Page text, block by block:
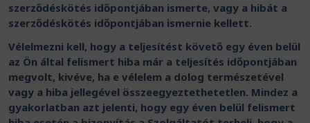
szerződéskötés időpontjában ismerte, vagy a hibát a
szerződéskötés időpontjában ismernie kellett.
Vélelmezni kell, hogy a teljesítést követő egy éven belül
az Ön által felismert hiba már a teljesítés időpontjában
megvolt, kivéve, ha e vélelem a dolog természetével
vagy a hiba jellegével összeegyeztethetetlen. Mindez a
gyakorlatban azt jelenti, hogy egy éven belül felismert